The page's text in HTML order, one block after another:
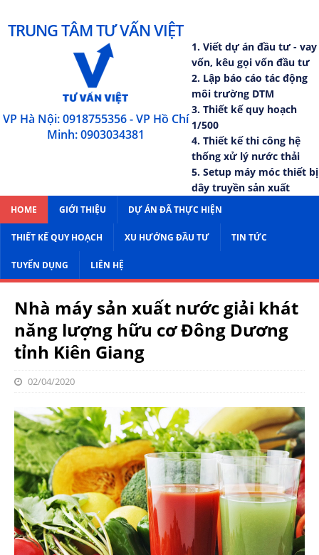
TRUNG TÂM TƯ VẤN VIỆT
VP Hà Nội: 0918755356 - VP Hồ Chí
Minh: 0903034381
1. Viết dự án đầu tư - vay
vốn, kêu gọi vốn đầu tư
2. Lập báo cáo tác động
môi trường DTM
3. Thiết kế quy hoạch
1/500
4. Thiết kế thi công hệ
thống xử lý nước thải
5. Setup máy móc thiết bị
dây truyền sản xuất
HOME GIỚI THIỆU DỰ ÁN ĐÃ THỰC HIỆN
THIẾT KẾ QUY HOẠCH XU HƯỚNG ĐẦU TƯ TIN TỨC
TUYỂN DỤNG LIÊN HỆ
Nhà máy sản xuất nước giải khát
năng lượng hữu cơ Đông Dương
tỉnh Kiên Giang
02/04/2020